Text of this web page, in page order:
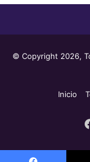
© Copyright 2026,
Inicio